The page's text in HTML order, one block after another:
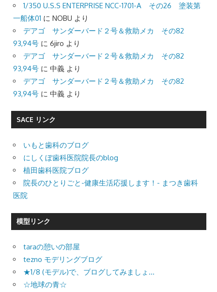
1/350 U.S.S ENTERPRISE NCC-1701-A その26 塗装第
一船体01 に NOBU より
デアゴ サンダーバード２号＆救助メカ その82
93,94号 に 6jiro より
デアゴ サンダーバード２号＆救助メカ その82
93,94号 に 中義 より
デアゴ サンダーバード２号＆救助メカ その82
93,94号 に 中義 より
SACE リンク
いもと歯科のブログ
にしくぼ歯科医院院長のblog
植田歯科医院ブログ
院長のひとりごと-健康生活応援します！- まつき歯科
医院
模型リンク
taraの憩いの部屋
tezno モデリングブログ
★1/8 (モデル)で、ブログしてみましょ…
☆地球の青☆